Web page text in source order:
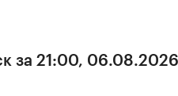
за 21:00, 06.08.2026